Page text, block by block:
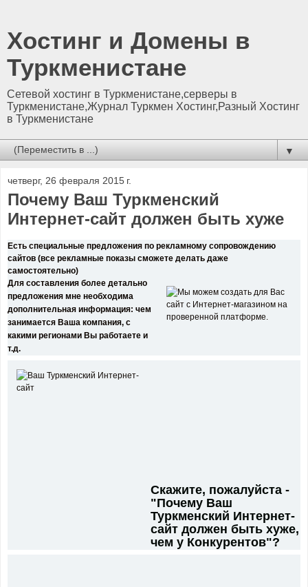
Хостинг и Домены в
Туркменистане
Сетевой хостинг в Туркменистане,серверы в
Туркменистане,Журнал Туркмен Хостинг,Разный Хостинг
в Туркменистане
▼
четверг, 26 февраля 2015 г.
Почему Ваш Туркменский
Интернет-сайт должен быть хуже
Есть специальные предложения по рекламному сопровождению
сайтов (все рекламные показы сможете делать даже
самостоятельно)
Для составления более детально
предложения мне необходима
дополнительная информация: чем
занимается Ваша компания, с
какими регионами Вы работаете и
т.д.
Скажите, пожалуйста -
"Почему Ваш
Туркменский Интернет-
сайт должен быть хуже,
чем у Конкурентов"?